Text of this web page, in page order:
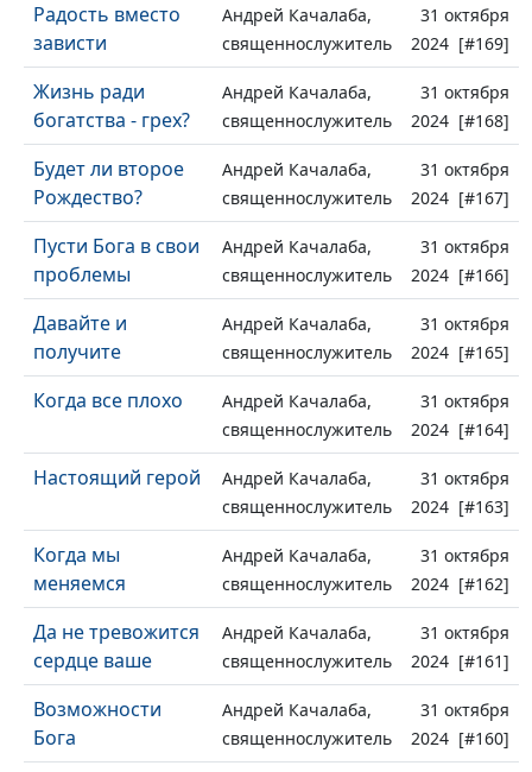
Радость вместо
зависти
Андрей Качалаба,
священнослужитель
31 октября
2024 [#169]
Жизнь ради
богатства - грех?
Андрей Качалаба,
священнослужитель
31 октября
2024 [#168]
Будет ли второе
Рождество?
Андрей Качалаба,
священнослужитель
31 октября
2024 [#167]
Пусти Бога в свои
проблемы
Андрей Качалаба,
священнослужитель
31 октября
2024 [#166]
Давайте и
получите
Андрей Качалаба,
священнослужитель
31 октября
2024 [#165]
Когда все плохо
Андрей Качалаба,
священнослужитель
31 октября
2024 [#164]
Настоящий герой
Андрей Качалаба,
священнослужитель
31 октября
2024 [#163]
Когда мы
меняемся
Андрей Качалаба,
священнослужитель
31 октября
2024 [#162]
Да не тревожится
сердце ваше
Андрей Качалаба,
священнослужитель
31 октября
2024 [#161]
Возможности
Бога
Андрей Качалаба,
священнослужитель
31 октября
2024 [#160]